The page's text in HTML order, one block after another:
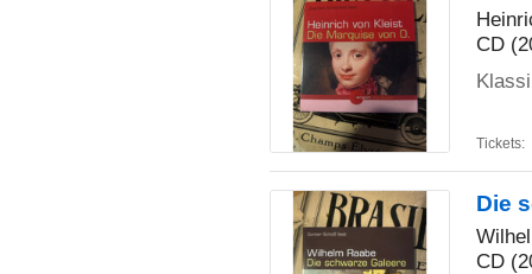
CD
Tickets:
Die
CD